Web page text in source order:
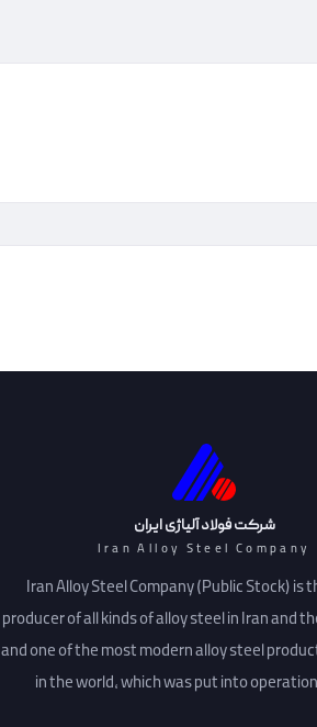
شرکت فولاد آلیاژی ایران
Iran Alloy Steel Company
Iran Alloy Steel Company (Public Stock) is
producer of all kinds of alloy steel in Iran and
and one of the most modern alloy steel
in the world, which was put into